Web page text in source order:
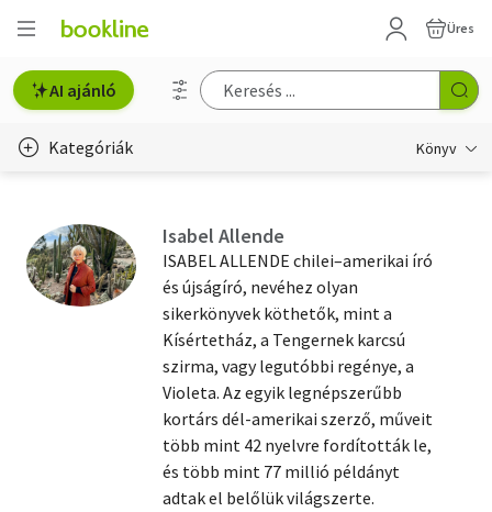
Üres
AI ajánló
Kategóriák Könyv
Erotika
Gyermek- és ifjúsági
Isabel Allende
ISABEL ALLENDE chilei–amerikai író
és újságíró, nevéhez olyan
sikerkönyvek köthetők, mint a
Kísértetház, a Tengernek karcsú
szirma, vagy legutóbbi regénye, a
Violeta. Az egyik legnépszerűbb
kortárs dél-amerikai szerző, műveit
több mint 42 nyelvre fordították le,
és több mint 77 millió példányt
adtak el belőlük világszerte.